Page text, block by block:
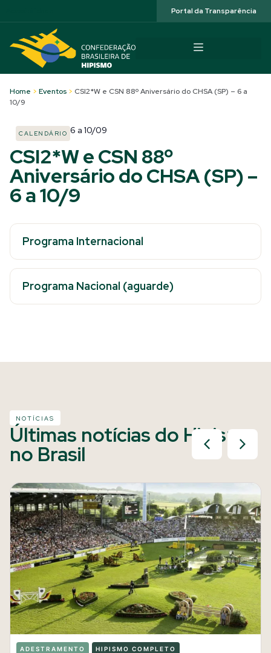
Portal da Transparência
Home > Eventos > CSI2*W e CSN 88º Aniversário do CHSA (SP) – 6 a
10/9
CALENDÁRIO 6 a 10/09
CSI2*W e CSN 88º
Aniversário do CHSA (SP) –
6 a 10/9
Programa Internacional
Programa Nacional (aguarde)
NOTÍCIAS
Últimas notícias do Hipismo
no Brasil
ADESTRAMENTO HIPISMO COMPLETO